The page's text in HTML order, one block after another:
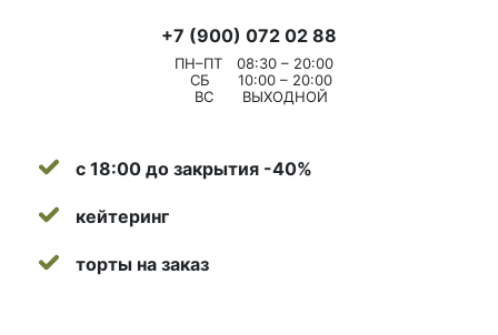
+7 (900) 072 02 88
ПН–ПТ
08:30 – 20:00
СБ
10:00 – 20:00
ВС
ВЫХОДНОЙ
с 18:00 до закрытия -40%
кейтеринг
торты на заказ